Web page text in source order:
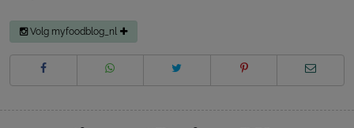
Volg myfoodblog_nl